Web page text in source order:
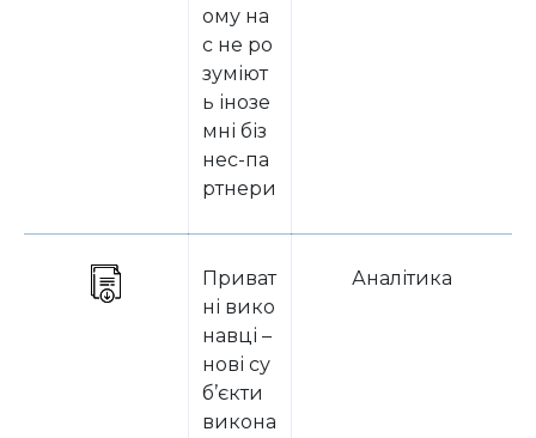
ому на
с не ро
зуміют
ь інозе
мні біз
нес-па
ртнери
Приват
ні вико
навці –
нові су
б’єкти
викона
Аналітика